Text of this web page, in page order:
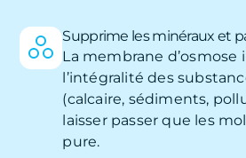
Supprime les minéraux et
La membrane d’osmose
l’intégralité des
(calcaire, sédiments,
laisser passer que les
pure.